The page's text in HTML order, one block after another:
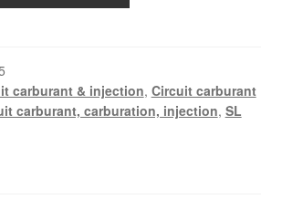
carburant & injection, Circuit carburant
carburant, carburation, injection, SL